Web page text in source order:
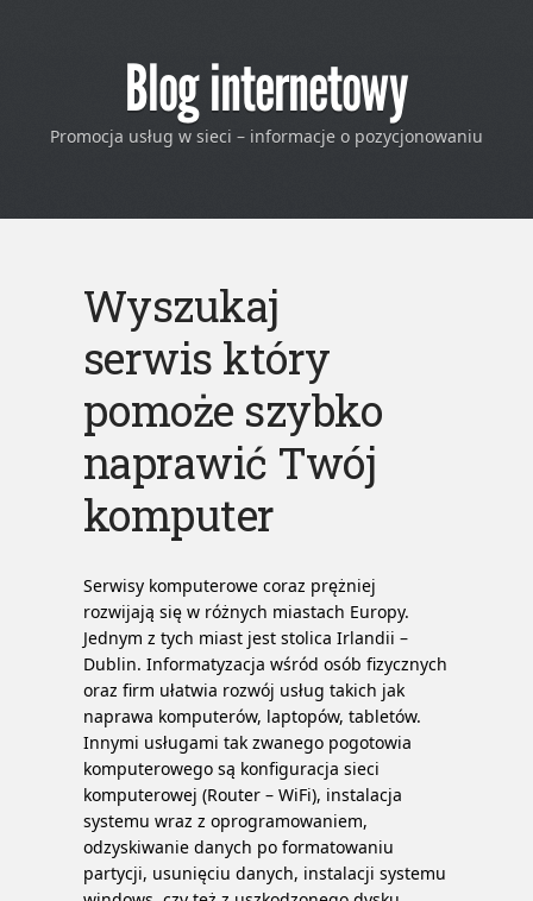
Blog internetowy
Promocja usług w sieci – informacje o pozycjonowaniu
Wyszukaj
serwis który
pomoże szybko
naprawić Twój
komputer
Serwisy komputerowe coraz prężniej
rozwijają się w różnych miastach Europy.
Jednym z tych miast jest stolica Irlandii –
Dublin. Informatyzacja wśród osób fizycznych
oraz firm ułatwia rozwój usług takich jak
naprawa komputerów, laptopów, tabletów.
Innymi usługami tak zwanego pogotowia
komputerowego są konfiguracja sieci
komputerowej (Router – WiFi), instalacja
systemu wraz z oprogramowaniem,
odzyskiwanie danych po formatowaniu
partycji, usunięciu danych, instalacji systemu